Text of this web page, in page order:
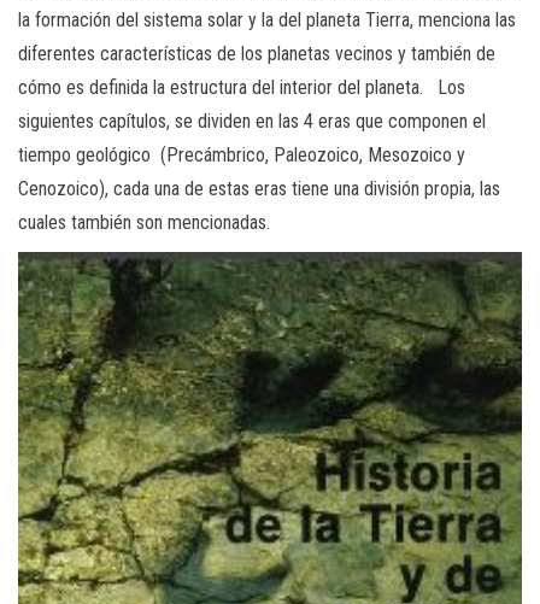
la formación del sistema solar y la del planeta Tierra, menciona las
diferentes características de los planetas vecinos y también de
cómo es definida la estructura del interior del planeta. Los
siguientes capítulos, se dividen en las 4 eras que componen el
tiempo geológico (Precámbrico, Paleozoico, Mesozoico y
Cenozoico), cada una de estas eras tiene una división propia, las
cuales también son mencionadas.